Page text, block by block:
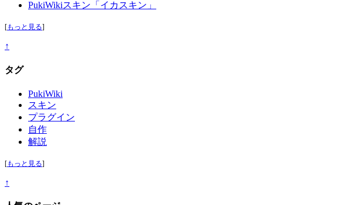
PukiWikiスキン「イカスキン」
[もっと見る]
↑
タグ
PukiWiki
スキン
プラグイン
自作
解説
[もっと見る]
↑